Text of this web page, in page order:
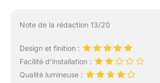
Note de la rédaction 13/20
Design et finition :
Facilité d’installation :
Qualité lumineuse :